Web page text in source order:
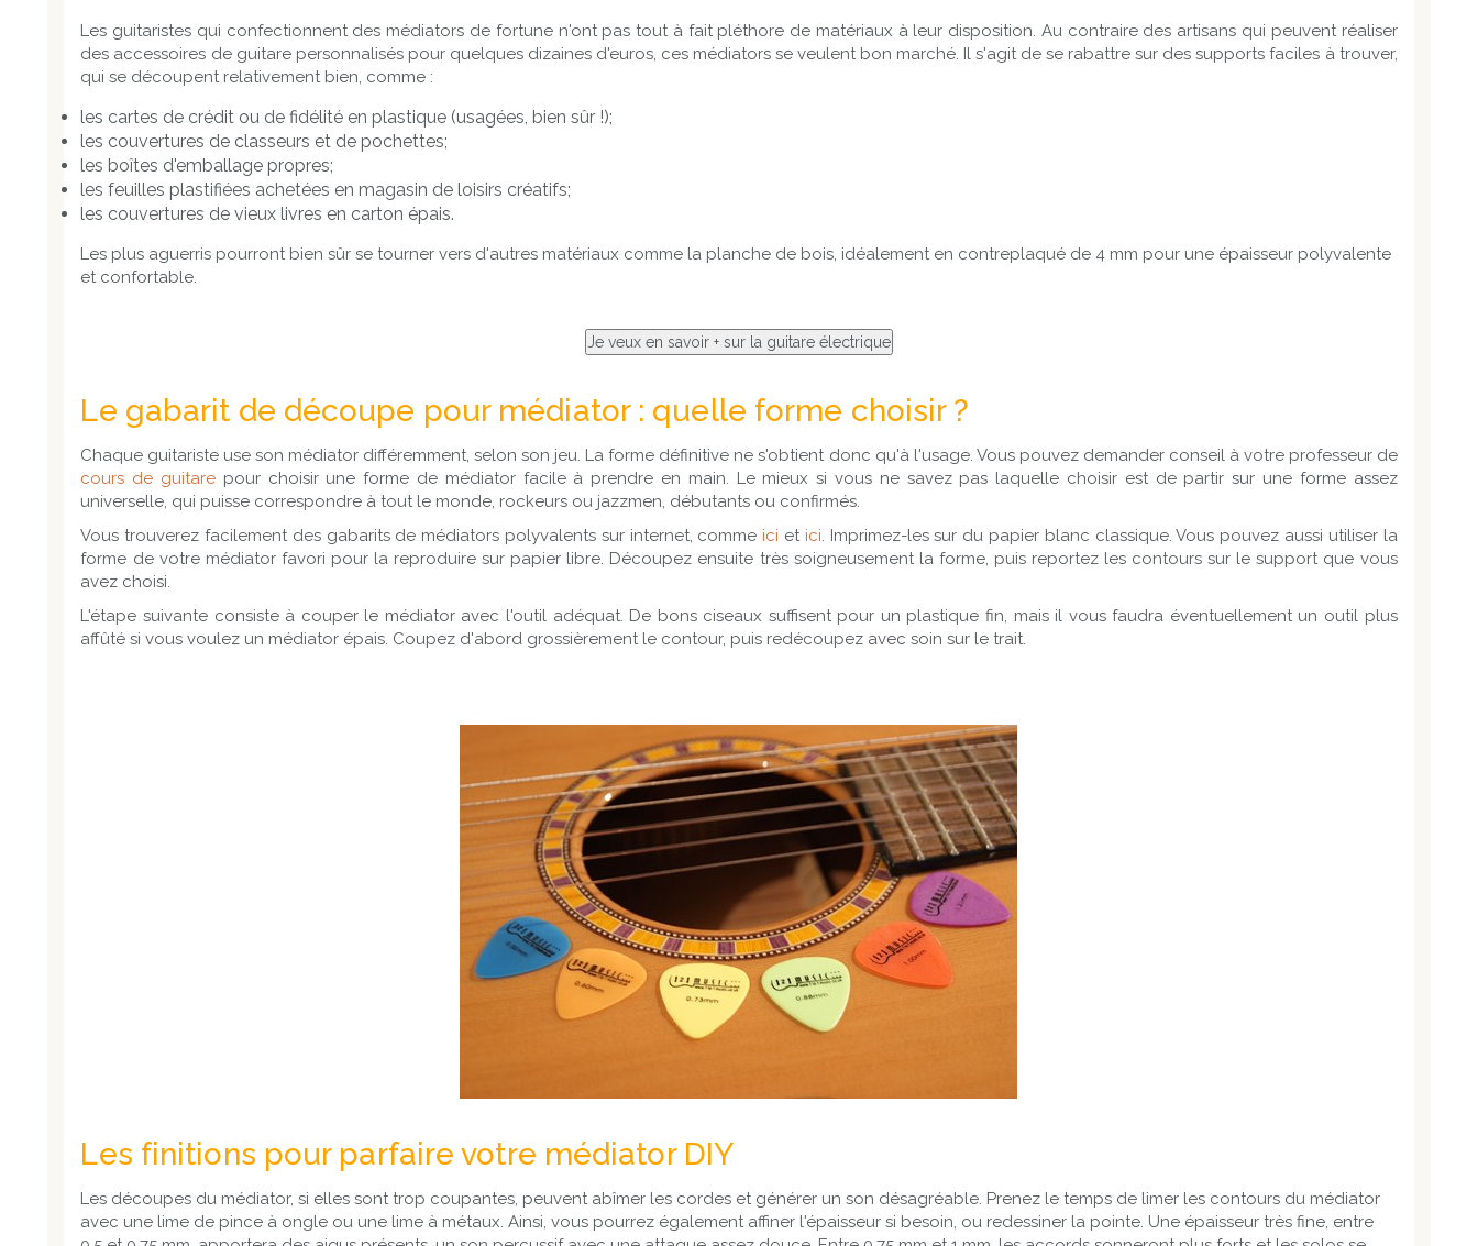
Les guitaristes qui confectionnent des médiators de fortune n'ont pas tout à fait pléthore de matériaux à leur disposition. Au contraire des artisans qui peuvent réaliser
des accessoires de guitare personnalisés pour quelques dizaines d'euros, ces médiators se veulent bon marché. Il s'agit de se rabattre sur des supports faciles à trouver,
qui se découpent relativement bien, comme :
les cartes de crédit ou de fidélité en plastique (usagées, bien sûr !);
les couvertures de classeurs et de pochettes;
les boîtes d'emballage propres;
les feuilles plastifiées achetées en magasin de loisirs créatifs;
les couvertures de vieux livres en carton épais.
Les plus aguerris pourront bien sûr se tourner vers d'autres matériaux comme la planche de bois, idéalement en contreplaqué de 4 mm pour une épaisseur polyvalente
et confortable.
Le gabarit de découpe pour médiator : quelle forme choisir ?
Chaque guitariste use son médiator différemment, selon son jeu. La forme définitive ne s'obtient donc qu'à l'usage. Vous pouvez demander conseil à votre professeur de
cours de guitare pour choisir une forme de médiator facile à prendre en main. Le mieux si vous ne savez pas laquelle choisir est de partir sur une forme assez
universelle, qui puisse correspondre à tout le monde, rockeurs ou jazzmen, débutants ou confirmés.
Vous trouverez facilement des gabarits de médiators polyvalents sur internet, comme ici et ici. Imprimez-les sur du papier blanc classique. Vous pouvez aussi utiliser la
forme de votre médiator favori pour la reproduire sur papier libre. Découpez ensuite très soigneusement la forme, puis reportez les contours sur le support que vous
avez choisi.
L'étape suivante consiste à couper le médiator avec l'outil adéquat. De bons ciseaux suffisent pour un plastique fin, mais il vous faudra éventuellement un outil plus
affûté si vous voulez un médiator épais. Coupez d'abord grossièrement le contour, puis redécoupez avec soin sur le trait.
Les finitions pour parfaire votre médiator DIY
Les découpes du médiator, si elles sont trop coupantes, peuvent abîmer les cordes et générer un son désagréable. Prenez le temps de limer les contours du médiator
avec une lime de pince à ongle ou une lime à métaux. Ainsi, vous pourrez également affiner l'épaisseur si besoin, ou redessiner la pointe. Une épaisseur très fine, entre